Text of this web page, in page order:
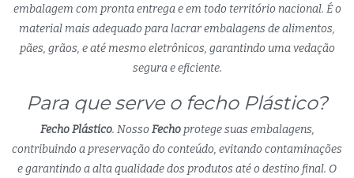
embalagem com pronta entrega e em todo território nacional. É o
material mais adequado para lacrar embalagens de alimentos,
pães, grãos, e até mesmo eletrônicos, garantindo uma vedação
segura e eficiente.
Para que serve o fecho Plástico?
Fecho Plástico. Nosso Fechoprotege suas embalagens,
contribuindo a preservação do conteúdo, evitando contaminações
e garantindo a alta qualidade dos produtos até o destino final. O